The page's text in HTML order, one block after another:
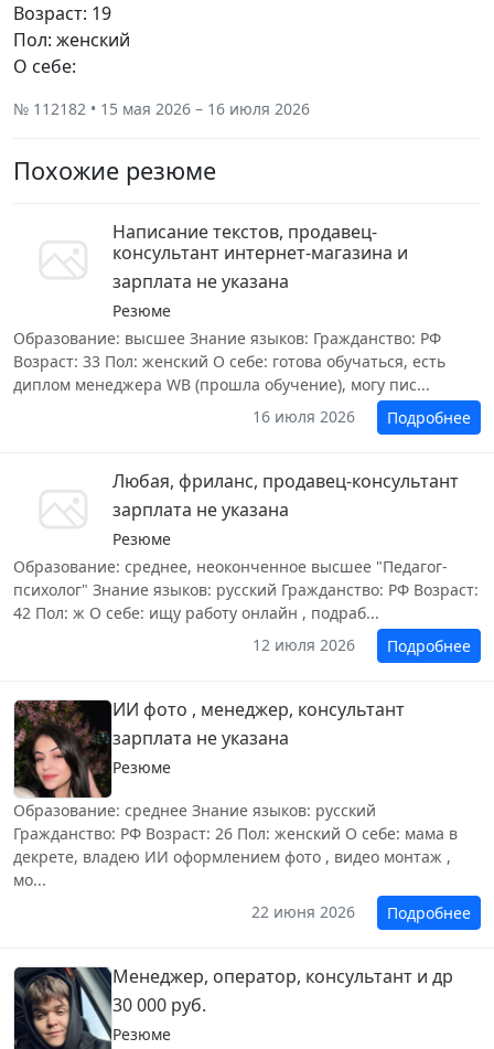
Возраст: 19
Пол: женский
О себе:
№ 112182 • 15 мая 2026 – 16 июля 2026
Похожие резюме
Написание текстов, продавец-
консультант интернет-магазина и
зарплата не указана
Резюме
Образование: высшее Знание языков: Гражданство: РФ
Возраст: 33 Пол: женский О себе: готова обучаться, есть
диплом менеджера WB (прошла обучение), могу пис...
16 июля 2026
Подробнее
Любая, фриланс, продавец-консультант
зарплата не указана
Резюме
Образование: среднее, неоконченное высшее "Педагог-
психолог" Знание языков: русский Гражданство: РФ Возраст:
42 Пол: ж О себе: ищу работу онлайн , подраб...
12 июля 2026
Подробнее
ИИ фото , менеджер, консультант
зарплата не указана
Резюме
Образование: среднее Знание языков: русский
Гражданство: РФ Возраст: 26 Пол: женский О себе: мама в
декрете, владею ИИ оформлением фото , видео монтаж ,
мо...
22 июня 2026
Подробнее
Менеджер, оператор, консультант и др
30 000 руб.
Резюме